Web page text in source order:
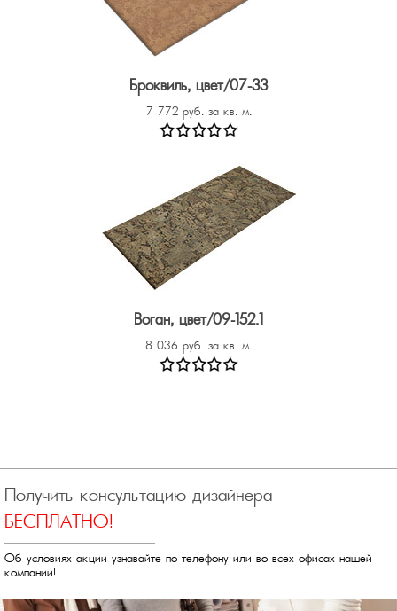
Броквиль, цвет/07-33
7 772 руб. за кв. м.
Воган, цвет/09-152.1
8 036 руб. за кв. м.
Получить консультацию дизайнера
БЕСПЛАТНО!
Об условиях акции узнавайте по телефону или во всех офисах нашей
компании!